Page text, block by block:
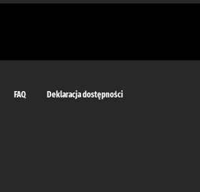
FAQ Deklaracja dostępności